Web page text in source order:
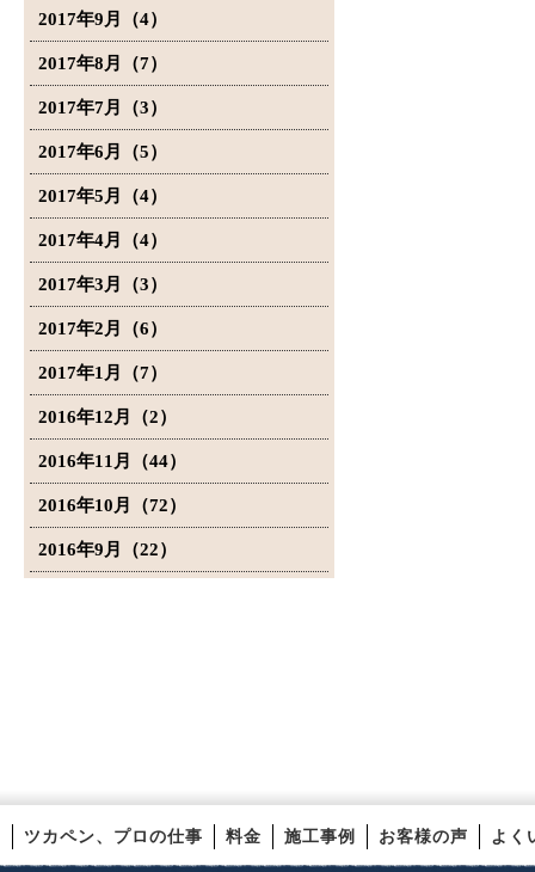
2017年9月（4）
2017年8月（7）
2017年7月（3）
2017年6月（5）
2017年5月（4）
2017年4月（4）
2017年3月（3）
2017年2月（6）
2017年1月（7）
2016年12月（2）
2016年11月（44）
2016年10月（72）
2016年9月（22）
ツカペン、プロの仕事 料金 施工事例 お客様の声 よく